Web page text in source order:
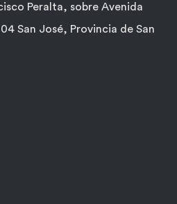
Peralta, sobre Avenida
San José, Provincia de San